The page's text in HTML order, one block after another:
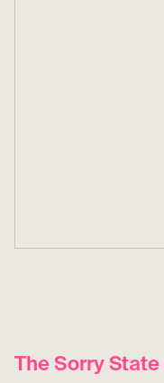
The Sorry